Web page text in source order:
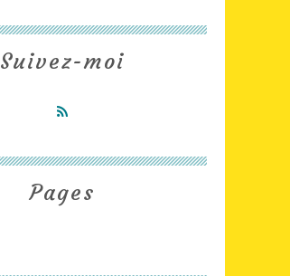
Pages
Suivez-moi